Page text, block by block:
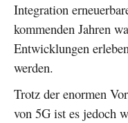
Integration
kommenden Jahren
Entwicklungen
werden.
Trotz der enormen
von 5G ist es jedoch